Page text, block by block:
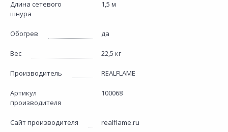
Длина сетевого
шнура
1,5 м
Обогрев да
Вес 22,5 кг
Производитель REALFLAME
Артикул
производителя
100068
Сайт производителя realflame.ru